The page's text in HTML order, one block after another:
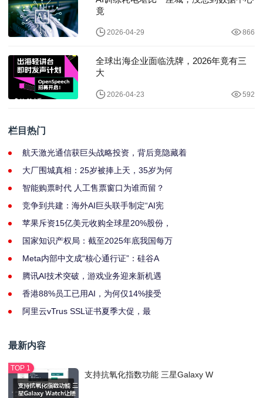
竟
2026-04-29 866
全球出海企业面临洗牌，2026年竟有三
大
2026-04-23 592
栏目热门
航天激光通信获巨头战略投资，背后竟隐藏着
大厂围城真相：25岁被捧上天，35岁为何
智能购票时代 人工售票窗口为谁而留？
竞争到共建：海外AI巨头联手制定“AI宪
苹果斥资15亿美元收购全球星20%股份，
国家知识产权局：截至2025年底我国每万
Meta内部中文成“核心通行证”：硅谷A
腾讯AI技术突破，游戏业务迎来新机遇
香港88%员工已用AI，为何仅14%接受
阿里云vTrus SSL证书夏季大促，最
最新内容
支持抗氧化指数功能 三星Galaxy W